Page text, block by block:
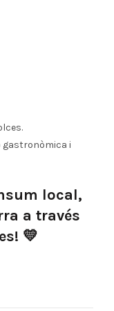
gastronòmica i
local,
a través
💛